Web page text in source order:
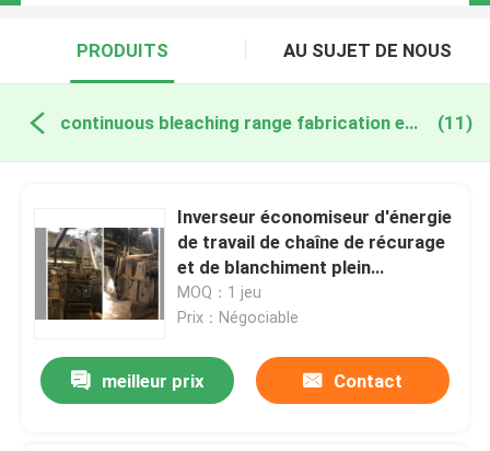
PRODUITS AU SUJET DE NOUS
continuous bleaching range fabrication en ligne (11)
Inverseur économiseur d'énergie
de travail de chaîne de récurage
et de blanchiment plein
commandé
MOQ：1 jeu
Prix：Négociable
meilleur prix Contact